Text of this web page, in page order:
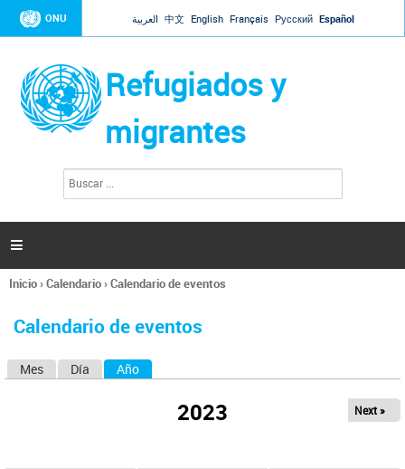
Jump to navigation
ONU العربية 中文 English Français Русский Español
Refugiados y
migrantes
l
s

Se
usted
Inicio›Calendario›Calendario de eventos
Calendario de eventos
Mes Día Año
2023 Next »